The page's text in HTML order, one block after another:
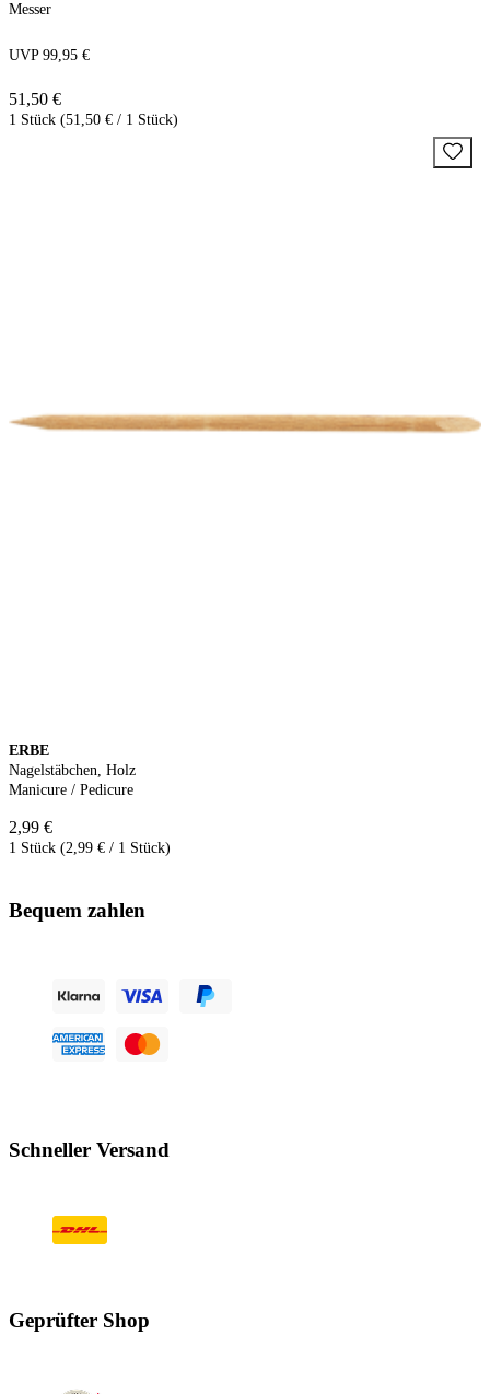
Messer
UVP 99,95 €
51,50 €
1 Stück (51,50 € / 1 Stück)
ERBE
Nagelstäbchen, Holz
Manicure / Pedicure
2,99 €
1 Stück (2,99 € / 1 Stück)
Bequem zahlen
Schneller Versand
Geprüfter Shop